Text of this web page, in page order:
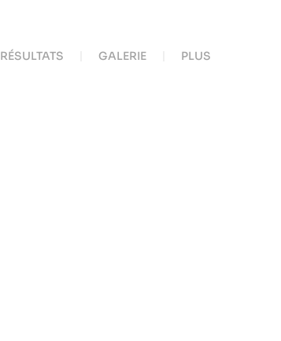
RÉSULTATS GALERIE PLUS